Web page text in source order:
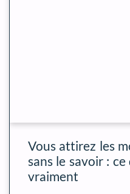
Vous attirez les
sans le savoir : ce
vraiment